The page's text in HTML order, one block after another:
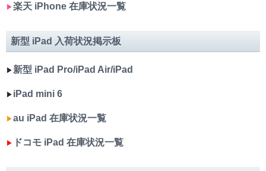
▶︎楽天 iPhone 在庫状況一覧
新型 iPad 入荷状況掲示板
▶︎ 新型 iPad Pro/iPad Air/iPad
▶︎ iPad mini 6
▶︎au iPad 在庫状況一覧
▶︎ ドコモ iPad 在庫状況一覧